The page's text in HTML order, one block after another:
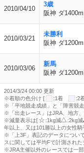
2010/04/10
3歳
阪神 ダ
2010/03/21
未勝利
阪神 ダ
2010/03/06
新馬
阪神 ダ
2014/3/24 00:00 更新
※着順の色分け [
:1着 :2
※「平地競走成績」と「障害競
※「出走レース」はJRA、地方
※減量表示は[
:1kg減 :2kg減
年以上、又は101勝以上の女性騎
※「上3F」表記のデータについ
スに関しては平均Fで計測された
※JRA主催以外のレースでは一